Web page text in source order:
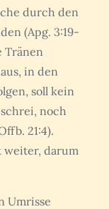
durch den
(Apg. 3:19-
Tränen
in den
soll kein
noch
21:4).
weiter, darum
Umrisse